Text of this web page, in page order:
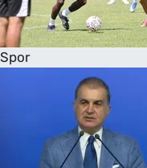
Spor